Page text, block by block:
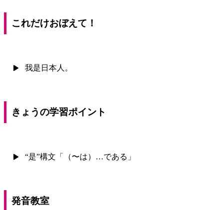
これだけおぼえて！
我是日本人。
きょうの学習ポイント
“是”構文「（〜は）…である」
発音教室